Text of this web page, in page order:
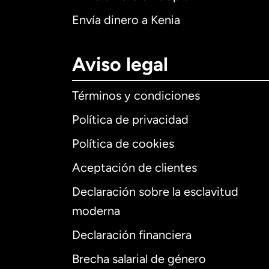
Envía dinero a Kenia
Aviso legal
Términos y condiciones
Política de privacidad
Política de cookies
Aceptación de clientes
Declaración sobre la esclavitud
moderna
Declaración financiera
Brecha salarial de género
Internacional
Alemania